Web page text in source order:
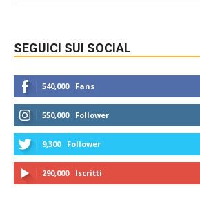
SEGUICI SUI SOCIAL
540,000 Fans
550,000 Follower
9,300 Follower
290,000 Iscritti